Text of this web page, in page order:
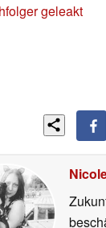
geleakt